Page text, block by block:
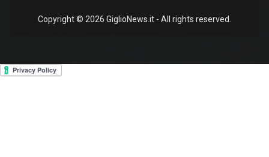
Copyright © 2026 GiglioNews.it - All rights reserved.